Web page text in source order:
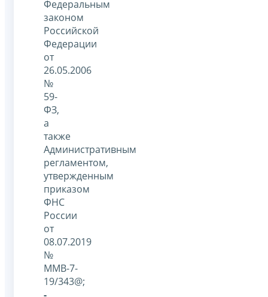
Федеральным
законом
Российской
Федерации
от
26.05.2006
№
59-
ФЗ,
а
также
Административным
регламентом,
утвержденным
приказом
ФНС
России
от
08.07.2019
№
ММВ-7-
19/343@;